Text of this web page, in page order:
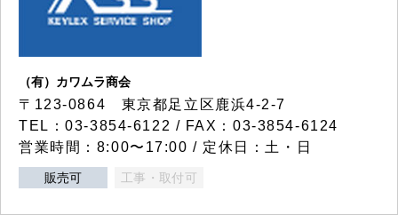
（有）カワムラ商会
〒123-0864 東京都足立区鹿浜4-2-7
TEL：03-3854-6122 / FAX：03-3854-6124
営業時間：8:00〜17:00 / 定休日：土・日
販売可 工事・取付可